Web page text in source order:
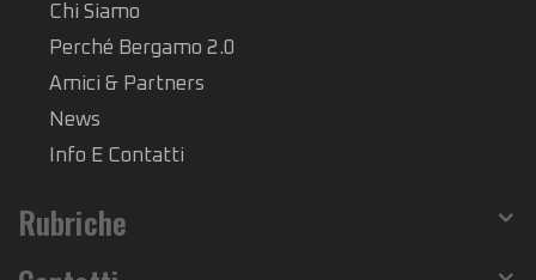
Chi Siamo
Perché Bergamo 2.0
Amici & Partners
News
Info E Contatti
Rubriche